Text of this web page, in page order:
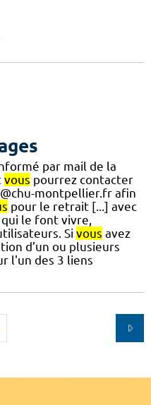
par mail de la
vous pourrez contacter
montpellier.fr afin
pour le retrait [...] avec
le font vivre,
Si vous avez
d’un ou plusieurs
l'un des 3 liens